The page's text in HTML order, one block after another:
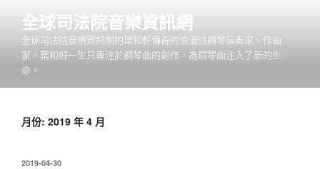
全球司法院音樂資訊網
全球司法院音樂資訊網的葉和軒傳奇的浪漫派鋼琴演奏家、作曲
家。葉和軒一生只專注於鋼琴曲的創作，為鋼琴曲注入了新的生
命。
月份: 2019 年 4 月
發
2019-04-30